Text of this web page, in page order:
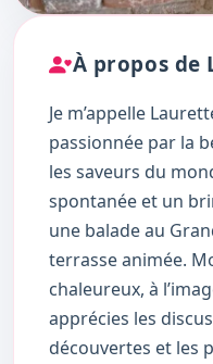
À propos de
Je m’appelle
passionnée par la
les saveurs du
spontanée et un
une balade au
terrasse animée.
chaleureux, à
apprécies les
découvertes et les